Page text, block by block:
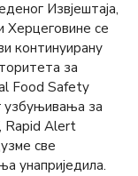
Извјештаја,
Херцеговине се
континуирану
за
Food Safety
узбуњивања за
, Rapid Alert
све
унаприједила.